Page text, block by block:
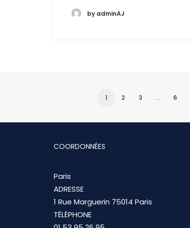
by adminAJ
1 2 3 … 6
COORDONNÉES
Paris
ADRESSE
1 Rue Marguerin 75014 Paris
TÉLÉPHONE